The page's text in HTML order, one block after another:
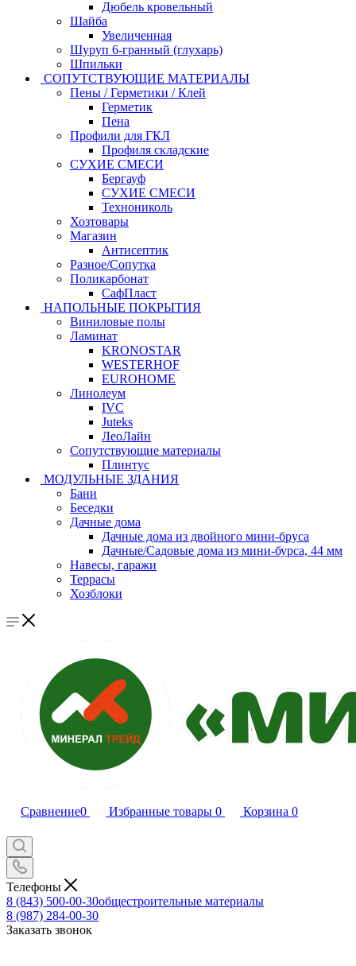
Дюбель кровельный
Шайба
Увеличенная
Шуруп 6-гранный (глухарь)
Шпильки
СОПУТСТВУЮЩИЕ МАТЕРИАЛЫ
Пены / Герметики / Клей
Герметик
Пена
Профили для ГКЛ
Профиля складские
СУХИЕ СМЕСИ
Бергауф
СУХИЕ СМЕСИ
Технониколь
Хозтовары
Магазин
Антисептик
Разное/Сопутка
Поликарбонат
СафПласт
НАПОЛЬНЫЕ ПОКРЫТИЯ
Виниловые полы
Ламинат
KRONOSTAR
WESTERHOF
EUROHOME
Линолеум
IVC
Juteks
ЛеоЛайн
Сопутствующие материалы
Плинтус
МОДУЛЬНЫЕ ЗДАНИЯ
Бани
Беседки
Дачные дома
Дачные дома из двойного мини-бруса
Дачные/Садовые дома из мини-бурса, 44 мм
Навесы, гаражи
Террасы
Хозблоки
Сравнение0 Избранные товары 0 Корзина 0
Телефоны
8 (843) 500-00-30общестроительные материалы
8 (987) 284-00-30
Заказать звонок